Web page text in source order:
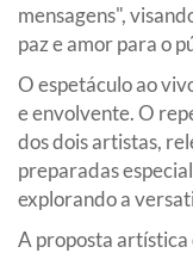
mensagens",
paz e amor para o
O espetáculo ao
e envolvente. O
dos dois artistas,
preparadas
explorando a
A proposta